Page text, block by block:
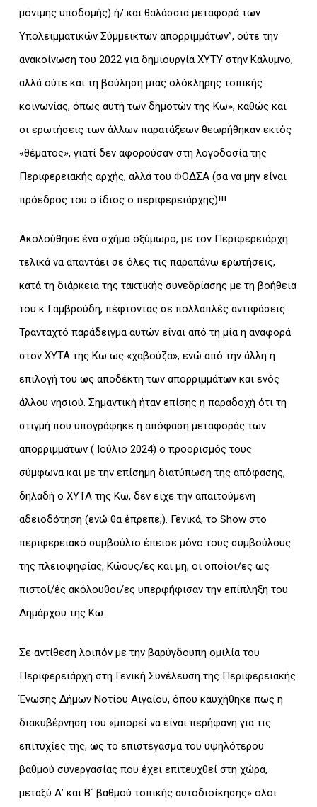
μόνιμης υποδομής) ή/ και θαλάσσια μεταφορά των
Υπολειμματικών Σύμμεικτων απορριμμάτων”, ούτε την
ανακοίνωση του 2022 για δημιουργία ΧΥΤΥ στην Κάλυμνο,
αλλά ούτε και τη βούληση μιας ολόκληρης τοπικής
κοινωνίας, όπως αυτή των δημοτών της Κω», καθώς και
οι ερωτήσεις των άλλων παρατάξεων θεωρήθηκαν εκτός
«θέματος», γιατί δεν αφορούσαν στη λογοδοσία της
Περιφερειακής αρχής, αλλά του ΦΟΔΣΑ (σα να μην είναι
πρόεδρος του ο ίδιος ο περιφερειάρχης)!!!
Ακολούθησε ένα σχήμα οξύμωρο, με τον Περιφερειάρχη
τελικά να απαντάει σε όλες τις παραπάνω ερωτήσεις,
κατά τη διάρκεια της τακτικής συνεδρίασης με τη βοήθεια
του κ Γαμβρούδη, πέφτοντας σε πολλαπλές αντιφάσεις.
Τρανταχτό παράδειγμα αυτών είναι από τη μία η αναφορά
στον ΧΥΤΑ της Κω ως «χαβούζα», ενώ από την άλλη η
επιλογή του ως αποδέκτη των απορριμμάτων και ενός
άλλου νησιού. Σημαντική ήταν επίσης η παραδοχή ότι τη
στιγμή που υπογράφηκε η απόφαση μεταφοράς των
απορριμμάτων ( Ιούλιο 2024) ο προορισμός τους
σύμφωνα και με την επίσημη διατύπωση της απόφασης,
δηλαδή ο ΧΥΤΑ της Κω, δεν είχε την απαιτούμενη
αδειοδότηση (ενώ θα έπρεπε;). Γενικά, το Show στο
περιφερειακό συμβούλιο έπεισε μόνο τους συμβούλους
της πλειοψηφίας, Κώους/ες και μη, οι οποίοι/ες ως
πιστοί/ές ακόλουθοι/ες υπερφήφισαν την επίπληξη του
Δημάρχου της Κω.
Σε αντίθεση λοιπόν με την βαρύγδουπη ομιλία του
Περιφερειάρχη στη Γενική Συνέλευση της Περιφερειακής
Ένωσης Δήμων Νοτίου Αιγαίου, όπου καυχήθηκε πως η
διακυβέρνηση του «μπορεί να είναι περήφανη για τις
επιτυχίες της, ως το επιστέγασμα του υψηλότερου
βαθμού συνεργασίας που έχει επιτευχθεί στη χώρα,
μεταξύ Α’ και Β΄ βαθμού τοπικής αυτοδιοίκησης» όλοι